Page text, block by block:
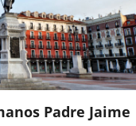
Padre Jaime